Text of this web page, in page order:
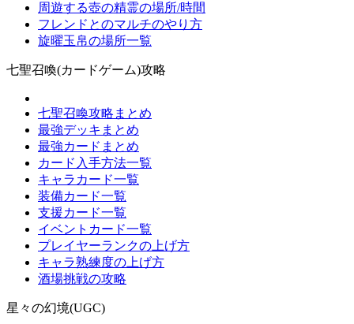
周遊する壺の精霊の場所/時間
フレンドとのマルチのやり方
旋曜玉帛の場所一覧
七聖召喚(カードゲーム)攻略
七聖召喚攻略まとめ
最強デッキまとめ
最強カードまとめ
カード入手方法一覧
キャラカード一覧
装備カード一覧
支援カード一覧
イベントカード一覧
プレイヤーランクの上げ方
キャラ熟練度の上げ方
酒場挑戦の攻略
星々の幻境(UGC)